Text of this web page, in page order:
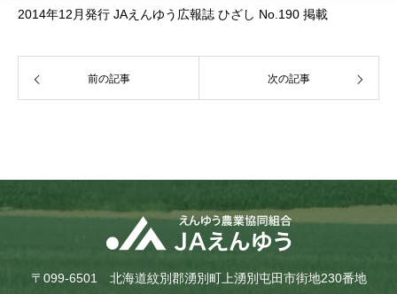
2014年12月発行 JAえんゆう広報誌 ひざし No.190 掲載
前の記事 次の記事
〒099-6501 北海道紋別郡湧別町上湧別屯田市街地230番地